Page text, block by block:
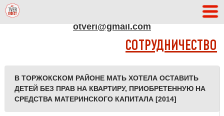
otveri@gmail.com
СОТРУДНИЧЕСТВО
В ТОРЖОКСКОМ РАЙОНЕ МАТЬ ХОТЕЛА ОСТАВИТЬ
ДЕТЕЙ БЕЗ ПРАВ НА КВАРТИРУ, ПРИОБРЕТЕННУЮ НА
СРЕДСТВА МАТЕРИНСКОГО КАПИТАЛА [2014]